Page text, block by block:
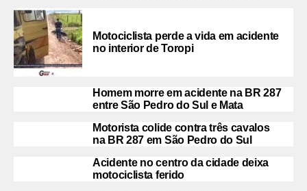
Motociclista perde a vida em acidente
no interior de Toropi
Homem morre em acidente na BR 287
entre São Pedro do Sul e Mata
Motorista colide contra três cavalos
na BR 287 em São Pedro do Sul
Acidente no centro da cidade deixa
motociclista ferido